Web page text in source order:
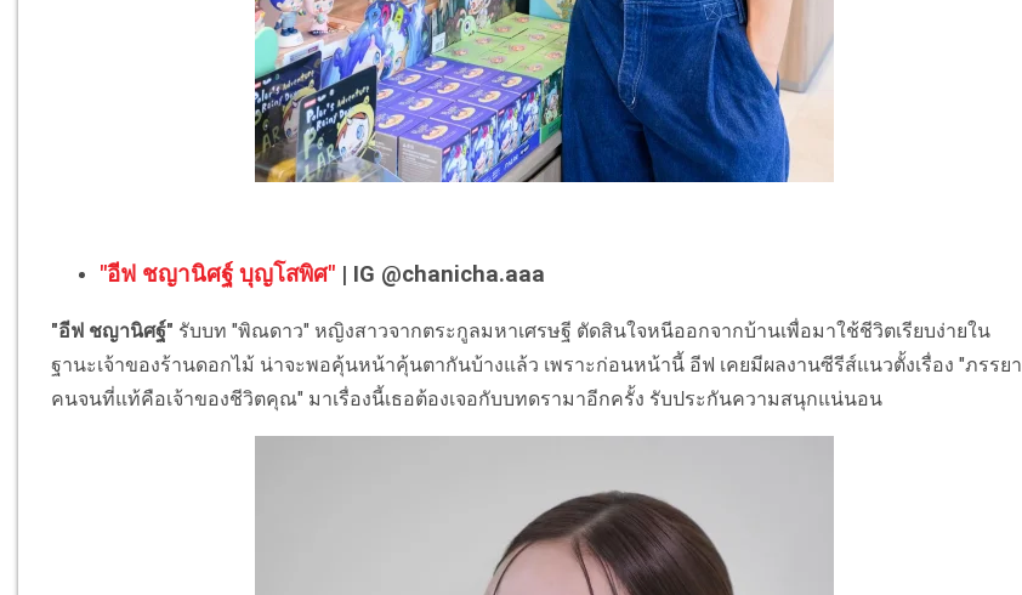
"อีฟ ชญานิศฐ์ บุญโสพิศ" | IG @chanicha.aaa
"อีฟ ชญานิศฐ์" รับบท "พิณดาว" หญิงสาวจากตระกูลมหาเศรษฐี ตัดสินใจหนีออกจากบ้านเพื่อมาใช้ชีวิตเรียบง่ายใน
ฐานะเจ้าของร้านดอกไม้ น่าจะพอคุ้นหน้าคุ้นตากันบ้างแล้ว เพราะก่อนหน้านี้ อีฟ เคยมีผลงานซีรีส์แนวตั้งเรื่อง "ภรรยา
คนจนที่แท้คือเจ้าของชีวิตคุณ" มาเรื่องนี้เธอต้องเจอกับบทดรามาอีกครั้ง รับประกันความสนุกแน่นอน